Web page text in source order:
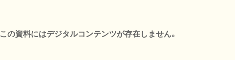
この資料にはデジタルコンテンツが存在しません。